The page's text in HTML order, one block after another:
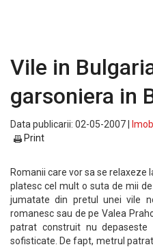
Vile in
garsoniera in
Data publicarii: 02-05-2007 |
Print
Romanii care vor sa se
platesc cel mult o suta de mii
jumatate din pretul unei vile
romanesc sau de pe Valea
patrat construit nu
sofisticate. De fapt, metrul